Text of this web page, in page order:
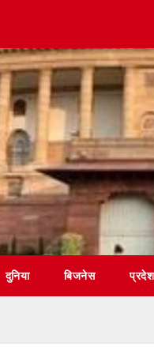
दुनिया बिजनेस प्रदेश